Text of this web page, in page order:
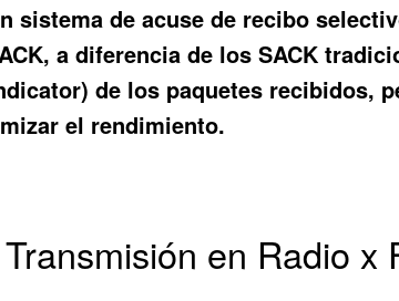
sistema de acuse de recibo
a diferencia de los SACK
de los paquetes recibidos,
el rendimiento.
en Radio x